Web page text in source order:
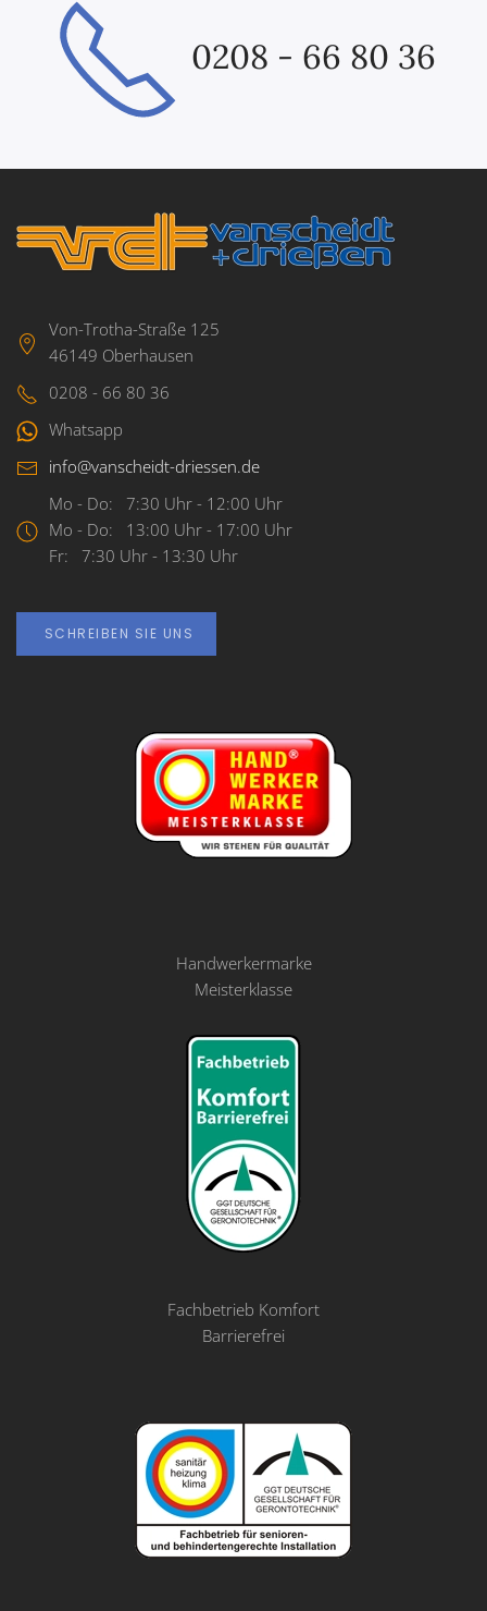
0208 - 66 80 36
Von-Trotha-Straße 125
46149 Oberhausen
0208 - 66 80 36
Whatsapp
info@vanscheidt-driessen.de
Mo - Do: 7:30 Uhr - 12:00 Uhr
Mo - Do: 13:00 Uhr - 17:00 Uhr
Fr: 7:30 Uhr - 13:30 Uhr
SCHREIBEN SIE UNS
Handwerkermarke
Meisterklasse
Fachbetrieb Komfort
Barrierefrei